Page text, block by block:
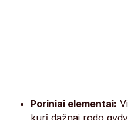
Poriniai elementai: